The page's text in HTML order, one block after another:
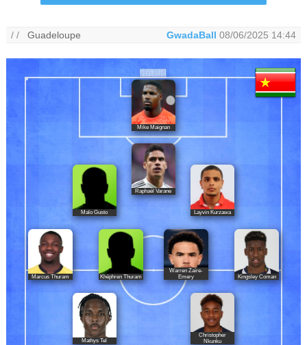
/ /Guadeloupe GwadaBall 08/06/2025 14:44
Mike Maignan
Malo Gusto
Raphaël Varane
Layvin Kurzawa
Marcus Thuram Khéphren Thuram
Warren Zaïre-
Emery
Kingsley Coman
Mathys Tel
Christopher
Nkunku